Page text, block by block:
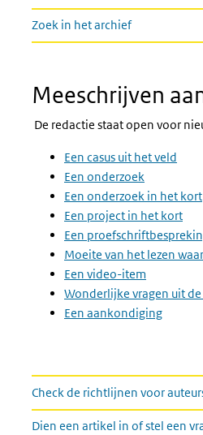
Zoek in het archief
Meeschrijven
De redactie staat open voor
Een casus uit het veld
Een onderzoek
Een onderzoek in het kort
Een project in het kort
Een
Moeite van het lezen
Een video-item
Wonderlijke vragen uit
Een aankondiging
links
Check de richtlijnen voor
Dien een artikel in of stel een